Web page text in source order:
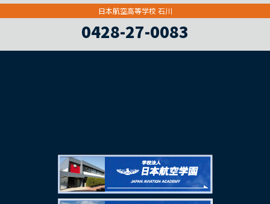
日本航空高等学校 石川
0428-27-0083